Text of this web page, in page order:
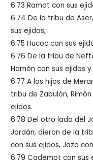
6:73 Ramot con sus
6:74 De la tribu de
sus ejidos,
6:75 Hucoc con sus
6:76 De la tribu de
Hamón con sus ejidos
6:77 A los hijos de
tribu de Zabulón,
ejidos.
6:78 Del otro lado del
Jordán, dieron de la
con sus ejidos, Jaza
6:79 Cademot con sus